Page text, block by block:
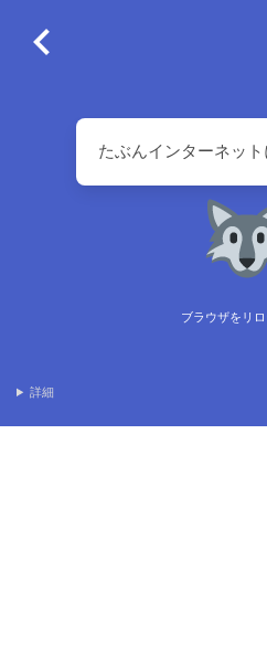
たぶんインターネッ
ブラウザをリ
詳細